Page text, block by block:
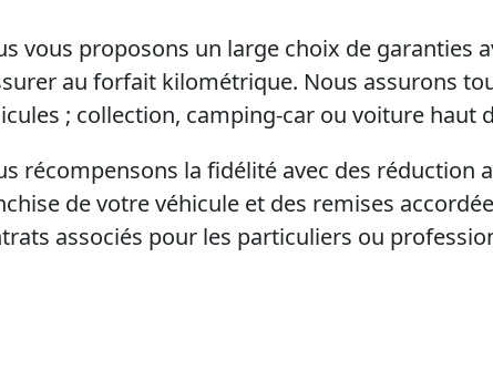
vous proposons un large choix de garanties
au forfait kilométrique. Nous assurons
; collection, camping-car ou voiture haut
récompensons la fidélité avec des réduction
de votre véhicule et des remises
associés pour les particuliers ou